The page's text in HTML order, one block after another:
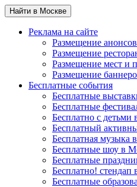
Найти в Москве
Реклама на сайте
Размещение
Размещение
Размещение мест и
Размещение
Бесплатные события
Бесплатные
Бесплатные
Бесплатно с детьми
Бесплатный
Бесплатная музыка
Бесплатные шоу в
Бесплатные
Бесплатно! стендап
Бесплатные